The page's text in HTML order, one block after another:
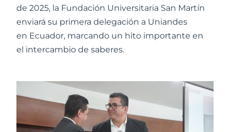
de 2025, la Fundación Universitaria San Martín
enviará su primera delegación a Uniandes
en Ecuador, marcando un hito importante en
el intercambio de saberes.